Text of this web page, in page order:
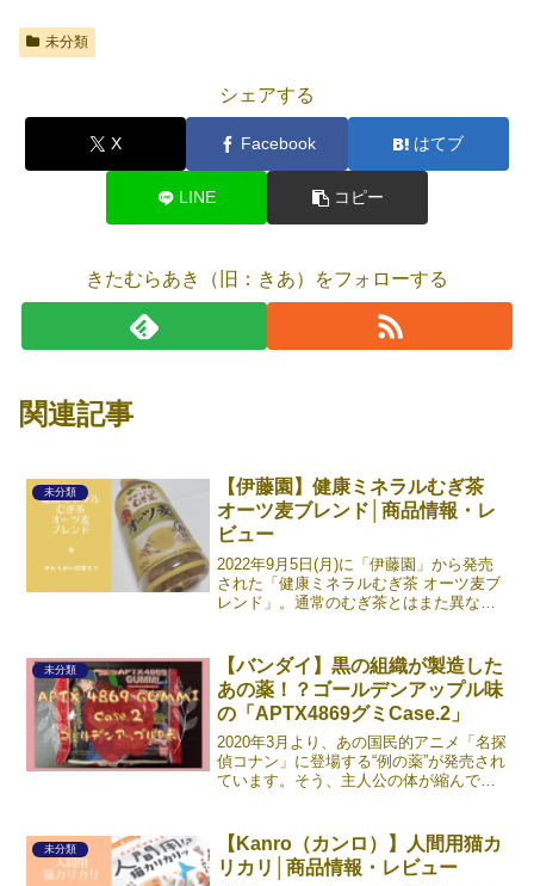
未分類
シェアする
X Facebook はてブ
LINE コピー
きたむらあき（旧：きあ）をフォローする
関連記事
未分類
【伊藤園】健康ミネラルむぎ茶
オーツ麦ブレンド│商品情報・レ
ビュー
2022年9月5日(月)に「伊藤園」から発売
された「健康ミネラルむぎ茶 オーツ麦ブ
レンド」。通常のむぎ茶とはまた異なる
450mlとバッグにも収まりやすい大きさな
ので、外出《続きを読む》
未分類
【バンダイ】黒の組織が製造した
あの薬！？ゴールデンアップル味
の「APTX4869グミCase.2」
2020年3月より、あの国民的アニメ「名探
偵コナン」に登場する“例の薬”が発売され
ています。そう、主人公の体が縮んでし
で、非常に食べやすくなっています。
APTX《続きを読む》
未分類
【Kanro（カンロ）】人間用猫カ
リカリ│商品情報・レビュー